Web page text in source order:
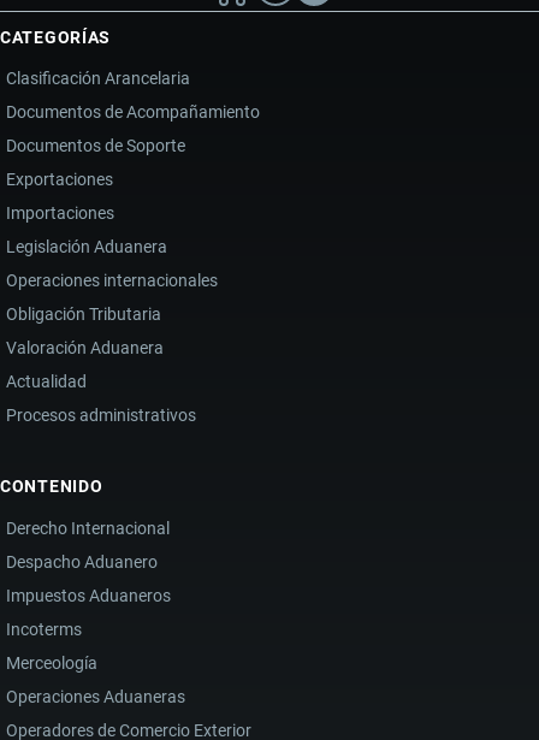
CATEGORÍAS
Clasificación Arancelaria
Documentos de Acompañamiento
Documentos de Soporte
Exportaciones
Importaciones
Legislación Aduanera
Operaciones internacionales
Obligación Tributaria
Valoración Aduanera
Actualidad
Procesos administrativos
CONTENIDO
Derecho Internacional
Despacho Aduanero
Impuestos Aduaneros
Incoterms
Merceología
Operaciones Aduaneras
Operadores de Comercio Exterior